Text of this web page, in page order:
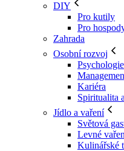
DIY
Pro kutily
Pro
Zahrada
Osobní rozvoj
Psychologie
Kariéra
Spiritualita
Jídlo a vaření
Světová
Levné
Kulinářské